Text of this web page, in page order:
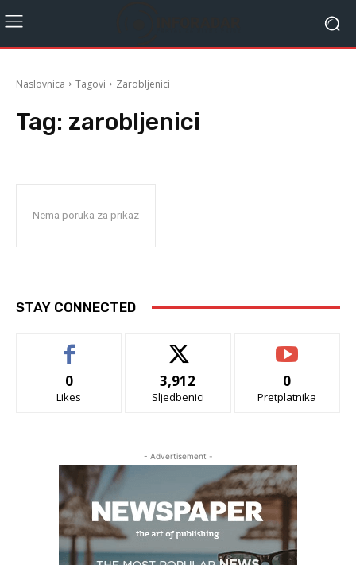
Naslovnica Tagovi Zarobljenici
Tag: zarobljenici
Nema poruka za prikaz
STAY CONNECTED
0
Likes
3,912
Sljedbenici
0
Pretplatnika
- Advertisement -